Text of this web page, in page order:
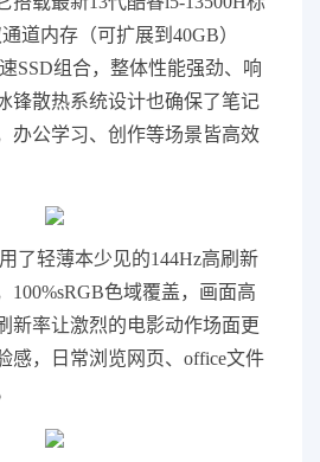
道内存（可扩展到40GB）
SSD组合，整体性能强劲、响
锋散热系统设计也确保了笔记
办公学习、创作等场景皆高效
了轻薄本少见的144Hz高刷新
100%sRGB色域覆盖，画面高
新率让激烈的电影动作场面更
感，日常浏览网页、office文件